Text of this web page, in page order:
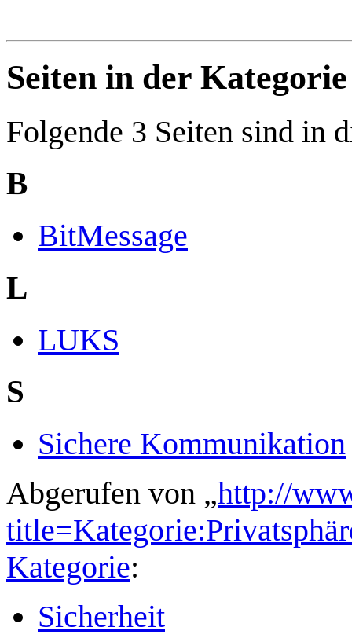
Seiten in der
Folgende 3 Seiten sind in
B
BitMessage
L
LUKS
S
Sichere Kommunikation
Abgerufen von „http://
Kategorie:
Sicherheit